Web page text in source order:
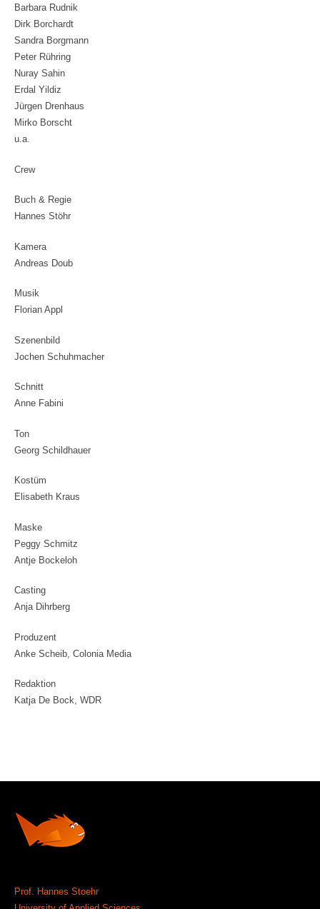
Barbara Rudnik
Dirk Borchardt
Sandra Borgmann
Peter Rühring
Nuray Sahin
Erdal Yildiz
Jürgen Drenhaus
Mirko Borscht
u.a.
Crew
Buch & Regie
Hannes Stöhr
Kamera
Andreas Doub
Musik
Florian Appl
Szenenbild
Jochen Schuhmacher
Schnitt
Anne Fabini
Ton
Georg Schildhauer
Kostüm
Elisabeth Kraus
Maske
Peggy Schmitz
Antje Bockeloh
Casting
Anja Dihrberg
Produzent
Anke Scheib, Colonia Media
Redaktion
Katja De Bock, WDR
Prof. Hannes Stoehr